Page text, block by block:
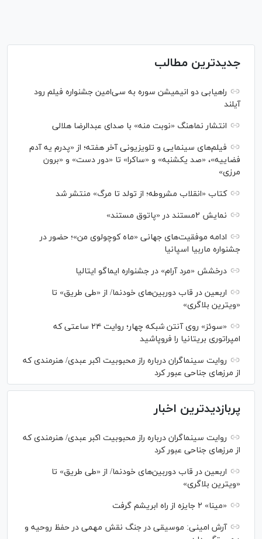
جدیدترین مطالب
راهیابی دو انیمیشن سوره به سی‌امین جشنواره فیلم رود
آیلند
انتشار نماهنگ «نوبت منه» با صدای عبدالرضا هلالی
فیلم‌های سینمایی و تلویزیونی آخر هفته؛ از «پدرم یه آدم
فضاییه»، «صد یکشنبه» و «ساکرا» تا «دور دست» و «برون
مرزی»
کتاب «انقلاب مشروطه؛ از تولد تا مرگ» منتشر شد
نمایش ۲مستند در «پاتوق مستند»
ادامه موفقیت‌های جهانی «ماه کوچولوی من»؛ حضور در
جشنواره ماربیا اسپانیا
درخشش «مرد آرام» در جشنواره ایماگو ایتالیا
اربعین در قاب دوربین‌های خودنما/ از «طی طریق» تا
«ویترین بلاگری»
«سوئز» روی آنتن شبکه چهار؛ روایت ۲۴ ساعتی که
امپراتوری بریتانیا را فروپاشید
روایت سینماگران درباره راز محبوبیت اکبر عبدی/ هنرمندی که
از مرزهای جناحی عبور کرد
پربازدیدترین اخبار
روایت سینماگران درباره راز محبوبیت اکبر عبدی/ هنرمندی که
از مرزهای جناحی عبور کرد
اربعین در قاب دوربین‌های خودنما/ از «طی طریق» تا
«ویترین بلاگری»
«مینا» ۲ جایزه از راه ابریشم گرفت
آرش امینی: موسیقی در جنگ نقش مهمی در حفظ روحیه و